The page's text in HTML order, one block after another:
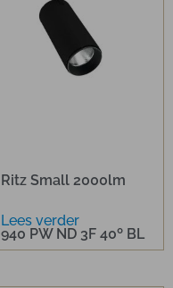
Ritz Small 2000lm
940 PW ND 3F 40º BL
Lees verder